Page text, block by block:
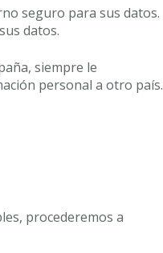
seguro para sus datos.
datos.
siempre le
personal a otro país.
procederemos a